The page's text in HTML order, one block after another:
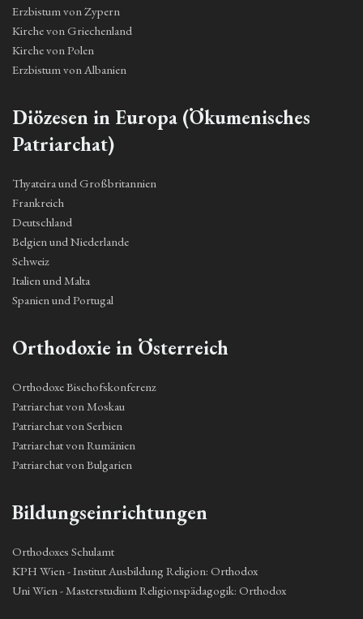
Erzbistum von Zypern
Kirche von Griechenland
Kirche von Polen
Erzbistum von Albanien
Diözesen in Europa (Ökumenisches
Patriarchat)
Thyateira und Großbritannien
Frankreich
Deutschland
Belgien und Niederlande
Schweiz
Italien und Malta
Spanien und Portugal
Orthodoxie in Österreich
Orthodoxe Bischofskonferenz
Patriarchat von Moskau
Patriarchat von Serbien
Patriarchat von Rumänien
Patriarchat von Bulgarien
Bildungseinrichtungen
Orthodoxes Schulamt
KPH Wien - Institut Ausbildung Religion: Orthodox
Uni Wien - Masterstudium Religionspädagogik: Orthodox